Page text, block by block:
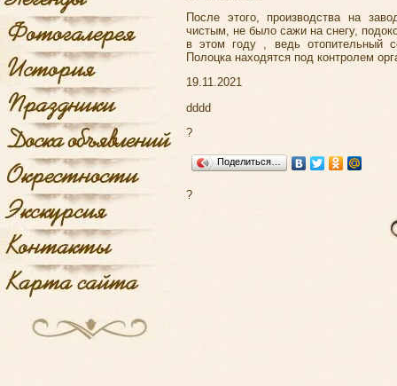
После этого, производства на
чистым, не было сажи на снегу,
в этом году , ведь отопительный
Полоцка находятся под контролем
19.11.2021
dddd
?
Поделиться…
?